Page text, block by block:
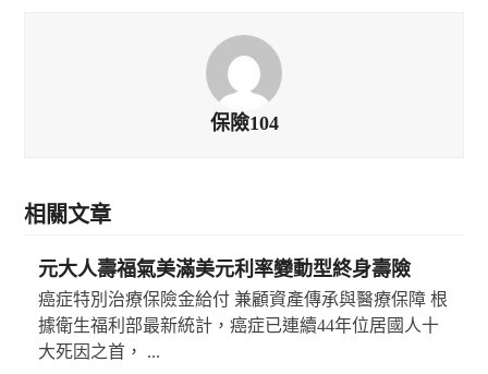
保險104
相關文章
元大人壽福氣美滿美元利率變動型終身壽險
癌症特別治療保險金給付 兼顧資產傳承與醫療保障 根
據衛生福利部最新統計，癌症已連續44年位居國人十
大死因之首， ...